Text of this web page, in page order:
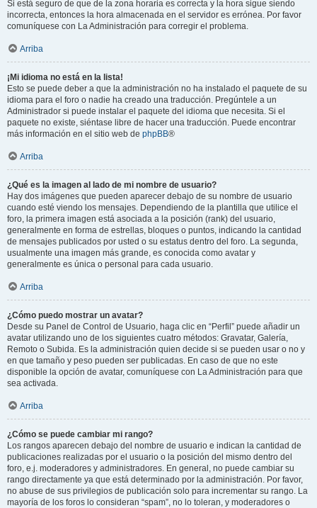
Si está seguro de que de la zona horaria es correcta y la hora sigue siendo
incorrecta, entonces la hora almacenada en el servidor es errónea. Por favor
comuníquese con La Administración para corregir el problema.
Arriba
¡Mi idioma no está en la lista!
Esto se puede deber a que la administración no ha instalado el paquete de su
idioma para el foro o nadie ha creado una traducción. Pregúntele a un
Administrador si puede instalar el paquete del idioma que necesita. Si el
paquete no existe, siéntase libre de hacer una traducción. Puede encontrar
más información en el sitio web de phpBB®
Arriba
¿Qué es la imagen al lado de mi nombre de usuario?
Hay dos imágenes que pueden aparecer debajo de su nombre de usuario
cuando esté viendo los mensajes. Dependiendo de la plantilla que utilice el
foro, la primera imagen está asociada a la posición (rank) del usuario,
generalmente en forma de estrellas, bloques o puntos, indicando la cantidad
de mensajes publicados por usted o su estatus dentro del foro. La segunda,
usualmente una imagen más grande, es conocida como avatar y
generalmente es única o personal para cada usuario.
Arriba
¿Cómo puedo mostrar un avatar?
Desde su Panel de Control de Usuario, haga clic en “Perfil” puede añadir un
avatar utilizando uno de los siguientes cuatro métodos: Gravatar, Galería,
Remoto o Subida. Es la administración quien decide si se pueden usar o no y
en que tamaño y peso pueden ser publicadas. En caso de que no este
disponible la opción de avatar, comuníquese con La Administración para que
sea activada.
Arriba
¿Cómo se puede cambiar mi rango?
Los rangos aparecen debajo del nombre de usuario e indican la cantidad de
publicaciones realizadas por el usuario o la posición del mismo dentro del
foro, e.j. moderadores y administradores. En general, no puede cambiar su
rango directamente ya que está determinado por la administración. Por favor,
no abuse de sus privilegios de publicación solo para incrementar su rango. La
mayoría de los foros lo consideran “spam”, no lo toleran, y moderadores o